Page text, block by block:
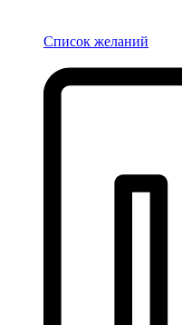
Список желаний